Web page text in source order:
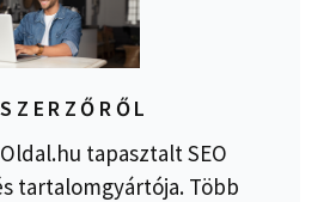
tapasztalt SEO
tartalomgyártója. Több